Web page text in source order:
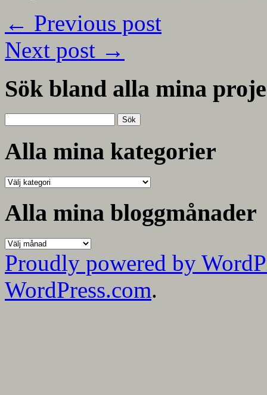
← Previous post
Next post →
Sök bland alla mina
efter:
Alla mina kategorier
Alla
kategorier
Alla mina bloggmånader
Alla
mina
bloggmånader
Proudly powered by
WordPress.com.